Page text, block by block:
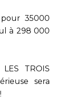
pour 35000
à 298 000
TROIS
sera